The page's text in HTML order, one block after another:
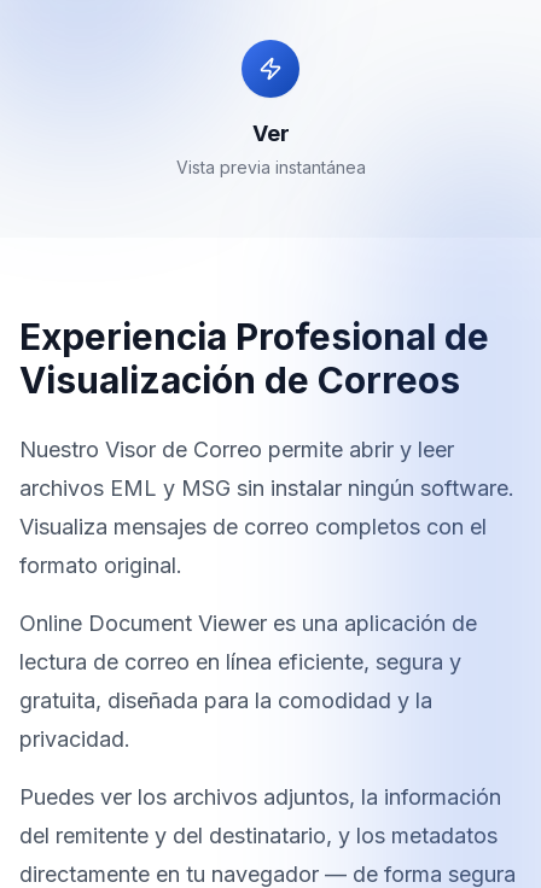
Ver
Vista previa instantánea
Experiencia Profesional de
Visualización de Correos
Nuestro Visor de Correo permite abrir y leer
archivos EML y MSG sin instalar ningún software.
Visualiza mensajes de correo completos con el
formato original.
Online Document Viewer es una aplicación de
lectura de correo en línea eficiente, segura y
gratuita, diseñada para la comodidad y la
privacidad.
Puedes ver los archivos adjuntos, la información
del remitente y del destinatario, y los metadatos
directamente en tu navegador — de forma segura